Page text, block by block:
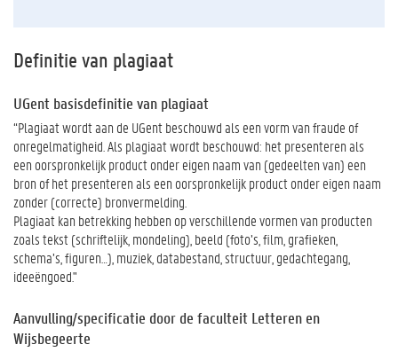
Definitie van plagiaat
UGent basisdefinitie van plagiaat
“Plagiaat wordt aan de UGent beschouwd als een vorm van fraude of
onregelmatigheid. Als plagiaat wordt beschouwd: het presenteren als
een oorspronkelijk product onder eigen naam van (gedeelten van) een
bron of het presenteren als een oorspronkelijk product onder eigen naam
zonder (correcte) bronvermelding.
Plagiaat kan betrekking hebben op verschillende vormen van producten
zoals tekst (schriftelijk, mondeling), beeld (foto’s, film, grafieken,
schema’s, figuren…), muziek, databestand, structuur, gedachtegang,
ideeëngoed."
Aanvulling/specificatie door de faculteit Letteren en
Wijsbegeerte